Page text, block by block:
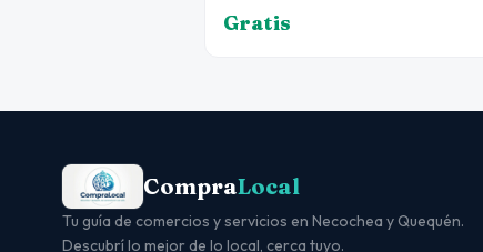
Gratis
CompraLocal
Tu guía de comercios y servicios en Necochea y Quequén.
Descubrí lo mejor de lo local, cerca tuyo.